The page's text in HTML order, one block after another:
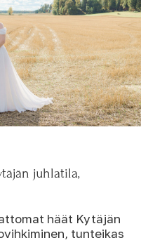
juhlatila,
häät Kytäjän
tunteikas